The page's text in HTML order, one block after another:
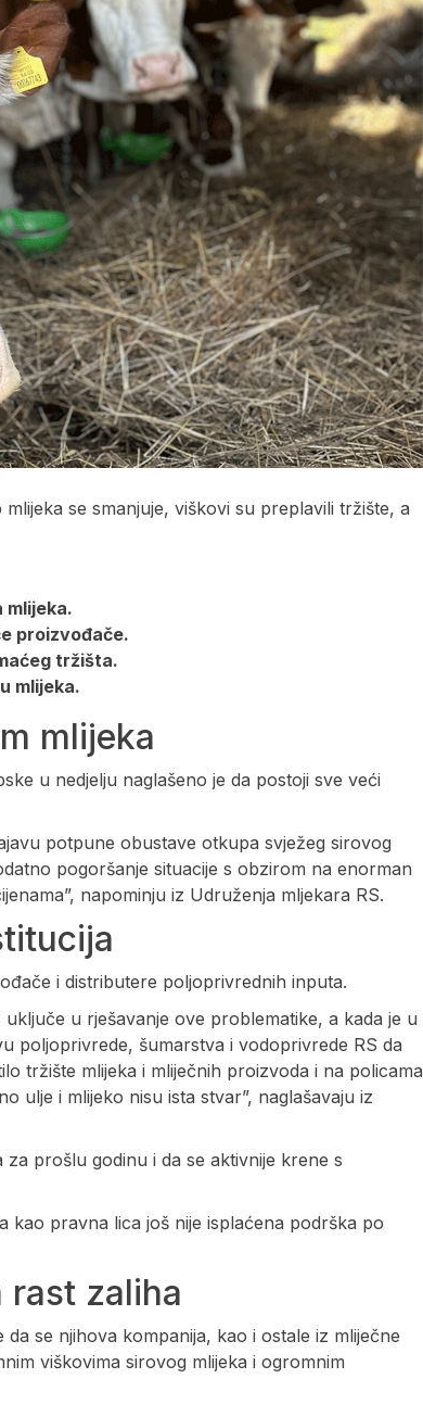
se smanjuje, viškovi su preplavili tržište, a
mlijeka.
proizvođače.
tržišta.
mlijeka.
mlijeka
u nedjelju naglašeno je da postoji sve veći
potpune obustave otkupa svježeg sirovog
pogoršanje situacije s obzirom na enorman
napominju iz Udruženja mljekara RS.
i distributere poljoprivrednih inputa.
u rješavanje ove problematike, a kada je u
poljoprivrede, šumarstva i vodoprivrede RS da
tržište mlijeka i mliječnih proizvoda i na policama
ulje i mlijeko nisu ista stvar”, naglašavaju iz
prošlu godinu i da se aktivnije krene s
kao pravna lica još nije isplaćena podrška po
rast zaliha
se njihova kompanija, kao i ostale iz mliječne
viškovima sirovog mlijeka i ogromnim